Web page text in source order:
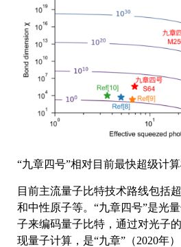
“九章四号”相对目前最快超级计
目前主流量子比特技术路线包括
和中性原子等。“九章四号”是光
子来编码量子比特，通过对光子
现量子计算，是“九章”（2020年